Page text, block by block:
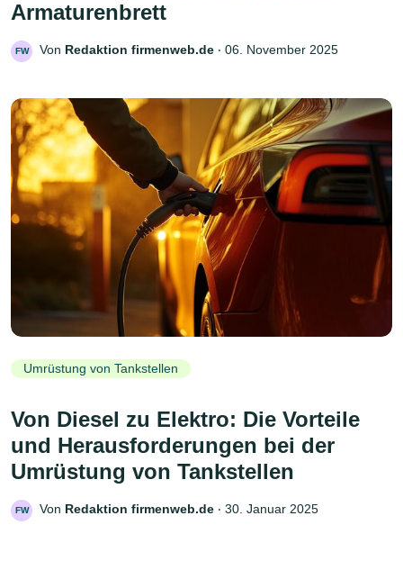
Armaturenbrett
FW Von Redaktion firmenweb.de ‧ 06. November 2025
Umrüstung von Tankstellen
Von Diesel zu Elektro: Die Vorteile
und Herausforderungen bei der
Umrüstung von Tankstellen
FW Von Redaktion firmenweb.de ‧ 30. Januar 2025